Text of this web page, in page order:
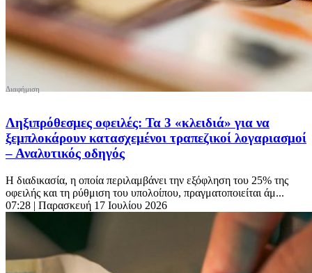
Ληξιπρόθεσμες οφειλές: Τα 3 «κλειδιά» για να
ξεμπλοκάρουν κατασχεμένοι τραπεζικοί λογαριασμοί
– Αναλυτικός οδηγός
Η διαδικασία, η οποία περιλαμβάνει την εξόφληση του 25% της
οφειλής και τη ρύθμιση του υπολοίπου, πραγματοποιείται άμ...
07:28 | Παρασκευή 17 Ιουλίου 2026